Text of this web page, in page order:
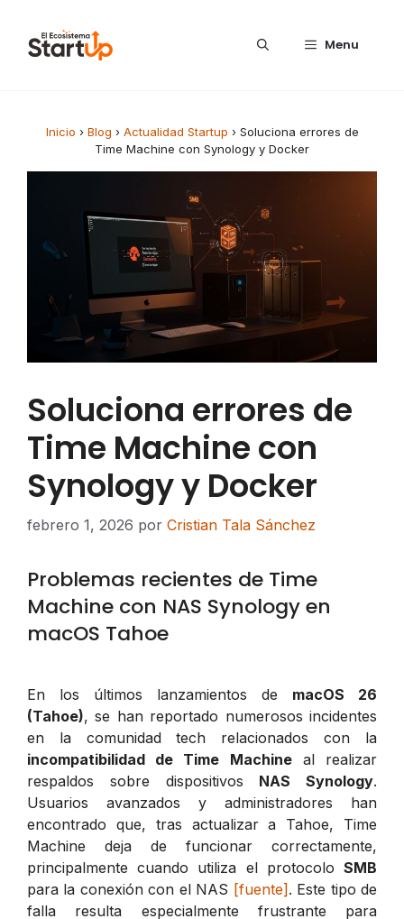
Menu
Inicio › Blog › Actualidad Startup › Soluciona errores de
Time Machine con Synology y Docker
Soluciona errores de
Time Machine con
Synology y Docker
febrero 1, 2026 por Cristian Tala Sánchez
Problemas recientes de Time
Machine con NAS Synology en
macOS Tahoe
En los últimos lanzamientos de macOS 26
(Tahoe), se han reportado numerosos incidentes
en la comunidad tech relacionados con la
incompatibilidad de Time Machineal realizar
respaldos sobre dispositivos NAS Synology.
Usuarios avanzados y administradores han
encontrado que, tras actualizar a Tahoe, Time
Machine deja de funcionar correctamente,
principalmente cuando utiliza el protocolo SMB
para la conexión con el NAS [fuente]. Este tipo de
falla resulta especialmente frustrante para